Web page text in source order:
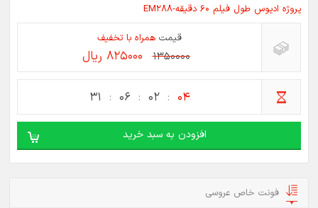
پروژه ادیوس طول فیلم 60 دقیقه-EM288
قیمت همراه با تخفیف
1350000 825000 ریال
31 06 02 03
افزودن به سبد خرید
فونت خاص عروسی